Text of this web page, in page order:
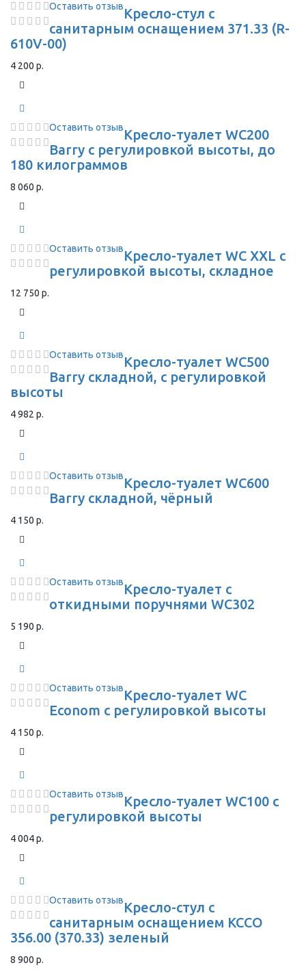
Оставить отзывКресло-стул с
санитарным оснащением 371.33 (R-
610V-00)
4 200 р.
Оставить отзывКресло-туалет WC200
Barry с регулировкой высоты, до
180 килограммов
8 060 р.
Оставить отзывКресло-туалет WC XXL с
регулировкой высоты, складное
12 750 р.
Оставить отзывКресло-туалет WC500
Barry складной, с регулировкой
высоты
4 982 р.
Оставить отзывКресло-туалет WC600
Barry складной, чёрный
4 150 р.
Оставить отзывКресло-туалет с
откидными поручнями WC302
5 190 р.
Оставить отзывКресло-туалет WC
Econom с регулировкой высоты
4 150 р.
Оставить отзывКресло-туалет WC100 с
регулировкой высоты
4 004 р.
Оставить отзывКресло-стул с
санитарным оснащением КССО
356.00 (370.33) зеленый
8 900 р.